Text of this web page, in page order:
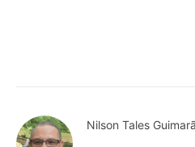
Nilson Tales